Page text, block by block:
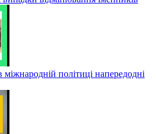
міжнародній політиці напередодні